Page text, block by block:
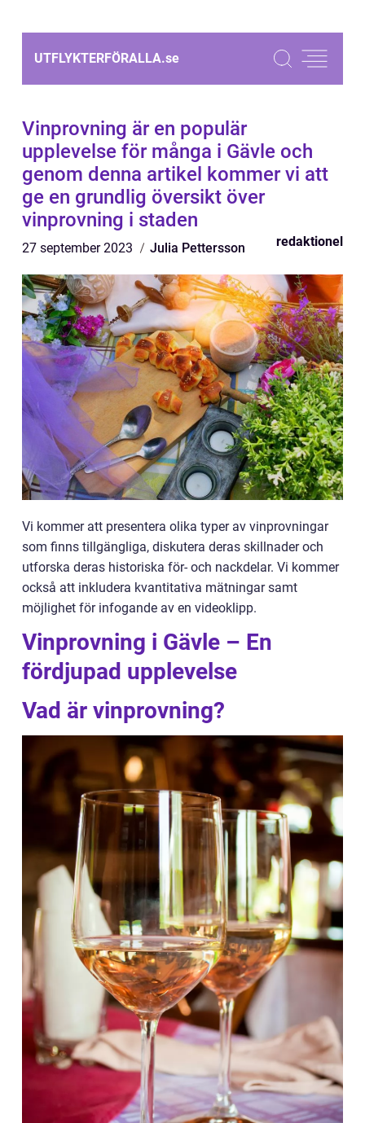
UTFLYKTERFÖRALLA.se
Vinprovning är en populär
upplevelse för många i Gävle och
genom denna artikel kommer vi att
ge en grundlig översikt över
vinprovning i staden
27 september 2023 Julia Pettersson redaktionel
Vi kommer att presentera olika typer av vinprovningar
som finns tillgängliga, diskutera deras skillnader och
utforska deras historiska för- och nackdelar. Vi kommer
också att inkludera kvantitativa mätningar samt
möjlighet för infogande av en videoklipp.
Vinprovning i Gävle – En
fördjupad upplevelse
Vad är vinprovning?